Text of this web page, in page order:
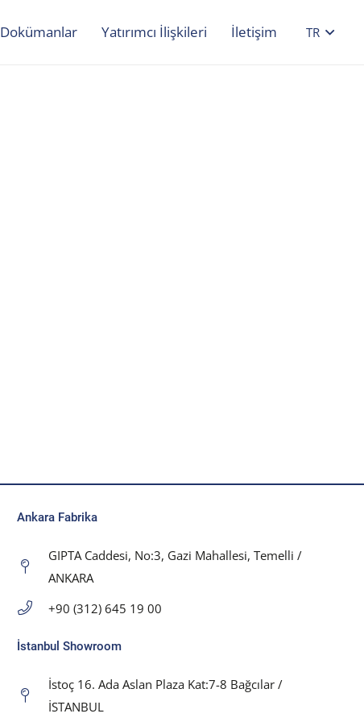
Dokümanlar Yatırımcı İlişkileri İletişim TR
Ankara Fabrika
GIPTA Caddesi, No:3, Gazi Mahallesi, Temelli /
ANKARA
+90 (312) 645 19 00
İstanbul Showroom
İstoç 16. Ada Aslan Plaza Kat:7-8 Bağcılar /
İSTANBUL